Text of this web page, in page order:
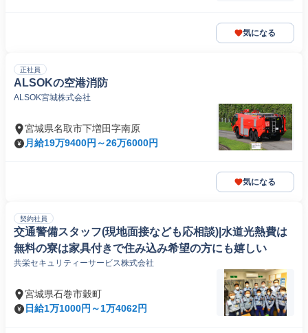
気になる
正社員
ALSOKの空港消防
ALSOK宮城株式会社
宮城県名取市下増田字南原
月給19万9400円～26万6000円
気になる
契約社員
交通警備スタッフ(現地面接なども応相談)|水道光熱費は
無料の寮は家具付きで住み込み希望の方にも嬉しい
共栄セキュリティーサービス株式会社
宮城県石巻市穀町
日給1万1000円～1万4062円